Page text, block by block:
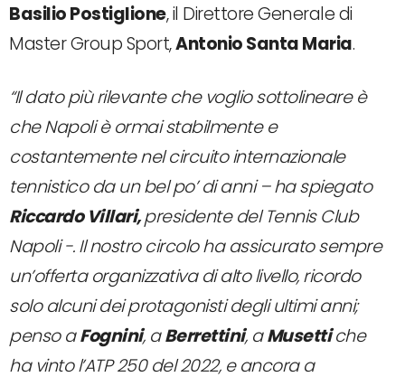
Basilio Postiglione, il Direttore Generale di
Master Group Sport,Antonio Santa Maria.
“Il dato più rilevante che voglio sottolineare è
che Napoli è ormai stabilmente e
costantemente nel circuito internazionale
tennistico da un bel po’ di anni – ha spiegato
Riccardo Villari,presidente del Tennis Club
Napoli -. Il nostro circolo ha assicurato sempre
un’offerta organizzativa di alto livello, ricordo
solo alcuni dei protagonisti degli ultimi anni;
penso aFognini, aBerrettini, aMusettiche
ha vinto l’ATP 250 del 2022, e ancora a